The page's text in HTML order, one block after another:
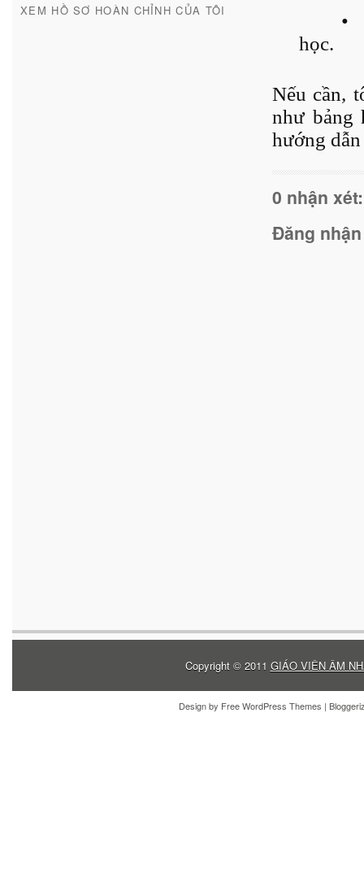
XEM HỒ SƠ HOÀN CHỈNH CỦA TÔI
•
học.
Nếu cần,
như bảng
hướng
0 nhận xét:
Đăng
Copyright © 2011 GIÁO VIÊN ÂM
Design by Free WordPress Themes |